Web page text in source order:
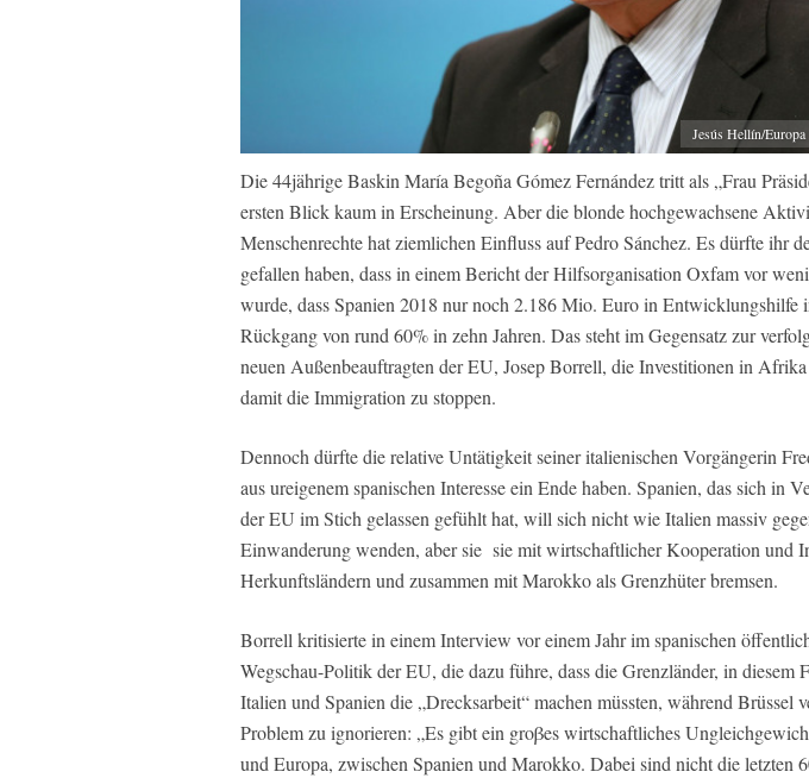
Jesús Hellín/
Die 44jährige Baskin María Begoña Gómez Fernández tritt als „Frau
ersten Blick kaum in Erscheinung. Aber die blonde hochgewachsene
Menschenrechte hat ziemlichen Einfluss auf Pedro Sánchez. Es dürfte ihr
gefallen haben, dass in einem Bericht der Hilfsorganisation Oxfam vor
wurde, dass Spanien 2018 nur noch 2.186 Mio. Euro in Entwicklungshilfe
Rückgang von rund 60% in zehn Jahren. Das steht im Gegensatz zur
neuen Außenbeauftragten der EU, Josep Borrell, die Investitionen in
damit die Immigration zu stoppen.
Dennoch dürfte die relative Untätigkeit seiner italienischen Vorgängerin
aus ureigenem spanischen Interesse ein Ende haben. Spanien, das sich in
der EU im Stich gelassen gefühlt hat, will sich nicht wie Italien massiv
Einwanderung wenden, aber sie sie mit wirtschaftlicher Kooperation und
Herkunftsländern und zusammen mit Marokko als Grenzhüter bremsen.
Borrell kritisierte in einem Interview vor einem Jahr im spanischen
Wegschau-Politik der EU, die dazu führe, dass die Grenzländer, in diesem
Italien und Spanien die „Drecksarbeit“ machen müssten, während Brüssel
Problem zu ignorieren: „Es gibt ein groβes wirtschaftliches
und Europa, zwischen Spanien und Marokko. Dabei sind nicht die letzten